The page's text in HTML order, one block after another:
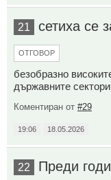
21 сетиха се
ОТГОВОР
безобразно
държавните
Коментиран от #29
19:06 18.05.2026
22 Преди